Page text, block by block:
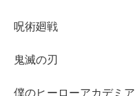
呪術廻戦
鬼滅の刃
僕のヒーローアカデミア